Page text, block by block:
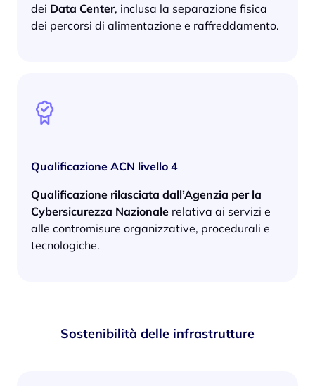
dei Data Center, inclusa la separazione fisica
dei percorsi di alimentazione e raffreddamento.
Qualificazione ACN livello 4
Qualificazione rilasciata dall’Agenzia per la
Cybersicurezza Nazionale relativa ai servizi e
alle contromisure organizzative, procedurali e
tecnologiche.
Sostenibilità delle infrastrutture